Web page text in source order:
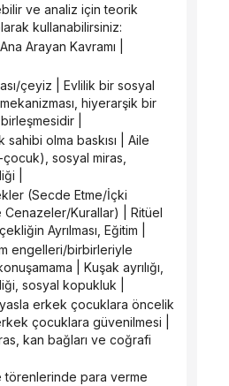
ve analiz için teorik
kullanabilirsiniz:
Arayan Kavramı |
hiyerarşik bir
|
sosyal miras,
|
Cenazeler/Kurallar) | Ritüel
Ayrılması, Eğitim |
| Kuşak ayrılığı,
sosyal kopukluk |
çocuklara güvenilmesi |
kan bağları ve coğrafi